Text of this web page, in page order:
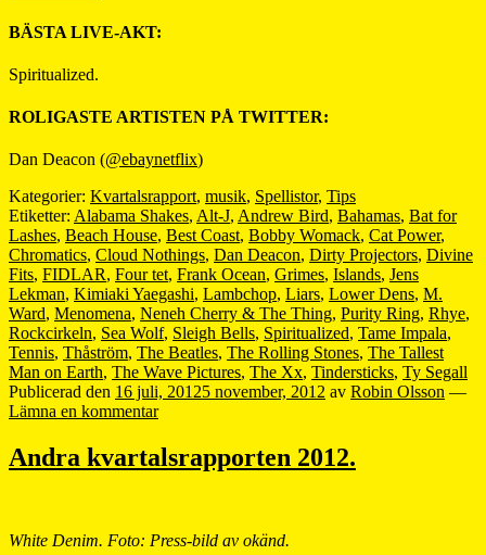
BÄSTA LIVE-AKT:
Spiritualized.
ROLIGASTE ARTISTEN PÅ TWITTER:
Dan Deacon (@ebaynetflix)
Kategorier: Kvartalsrapport, musik, Spellistor, Tips
Etiketter: Alabama Shakes, Alt-J, Andrew Bird, Bahamas, Bat for
Lashes, Beach House, Best Coast, Bobby Womack, Cat Power,
Chromatics, Cloud Nothings, Dan Deacon, Dirty Projectors, Divine
Fits, FIDLAR, Four tet, Frank Ocean, Grimes, Islands, Jens
Lekman, Kimiaki Yaegashi, Lambchop, Liars, Lower Dens, M.
Ward, Menomena, Neneh Cherry & The Thing, Purity Ring, Rhye,
Rockcirkeln, Sea Wolf, Sleigh Bells, Spiritualized, Tame Impala,
Tennis, Thåström, The Beatles, The Rolling Stones, The Tallest
Man on Earth, The Wave Pictures, The Xx, Tindersticks, Ty Segall
Publicerad den 16 juli, 20125 november, 2012 av Robin Olsson —
Lämna en kommentar
Andra kvartalsrapporten 2012.
White Denim. Foto: Press-bild av okänd.